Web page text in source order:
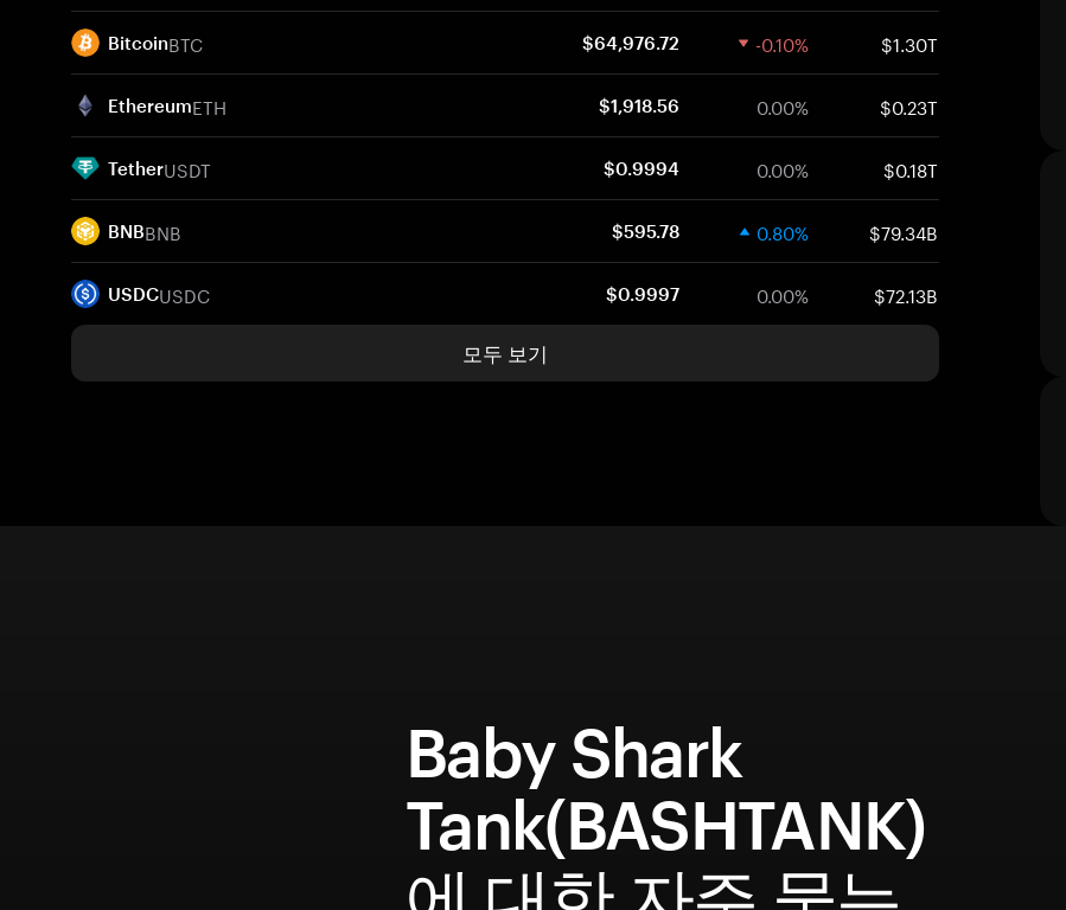
BitcoinBTC $64,976.72 -0.10% $1.30T
EthereumETH $1,918.56 0.00% $0.23T
TetherUSDT $0.9994 0.00% $0.18T
BNBBNB $595.78 0.80% $79.34B
USDCUSDC $0.9997 0.00% $72.13B
모두 보기
Baby Shark
Tank(BASHTANK)